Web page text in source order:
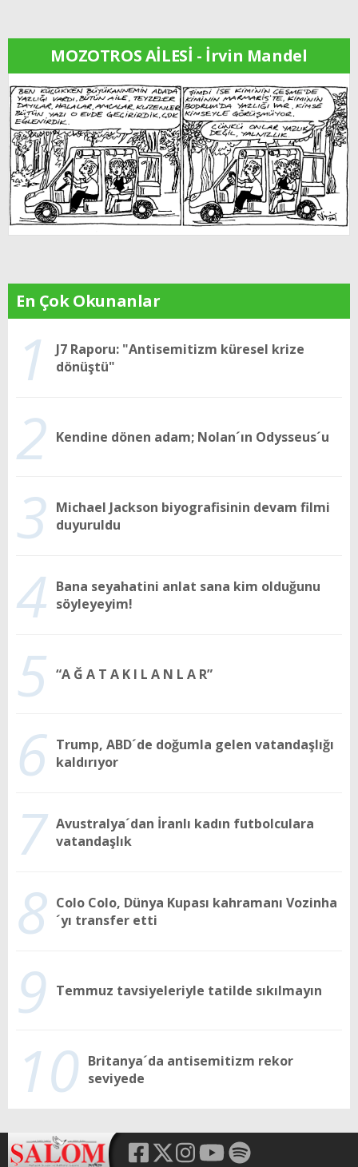
MOZOTROS AİLESİ - İrvin Mandel
En Çok Okunanlar
1
J7 Raporu: "Antisemitizm küresel krize
dönüştü"
2 Kendine dönen adam; Nolan´ın Odysseus´u
3 Michael Jackson biyografisinin devam filmi
duyuruldu
4 Bana seyahatini anlat sana kim olduğunu
söyleyeyim!
5 “A Ğ A T A K I L A N L A R”
6 Trump, ABD´de doğumla gelen vatandaşlığı
kaldırıyor
7 Avustralya´dan İranlı kadın futbolculara
vatandaşlık
8 Colo Colo, Dünya Kupası kahramanı Vozinha
´yı transfer etti
9 Temmuz tavsiyeleriyle tatilde sıkılmayın
10 Britanya´da antisemitizm rekor
seviyede